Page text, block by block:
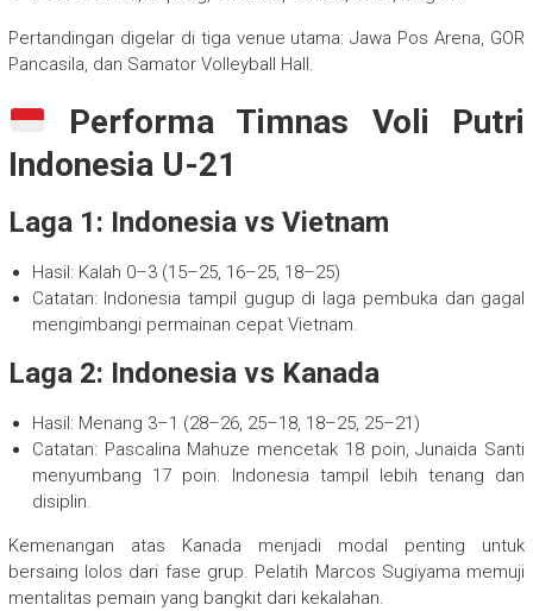
Pertandingan digelar di tiga venue utama: Jawa Pos Arena, GOR
Pancasila, dan Samator Volleyball Hall.
Performa Timnas Voli Putri
Indonesia U-21
Laga 1: Indonesia vs Vietnam
Hasil: Kalah 0–3 (15–25, 16–25, 18–25)
Catatan: Indonesia tampil gugup di laga pembuka dan gagal
mengimbangi permainan cepat Vietnam.
Laga 2: Indonesia vs Kanada
Hasil: Menang 3–1 (28–26, 25–18, 18–25, 25–21)
Catatan: Pascalina Mahuze mencetak 18 poin, Junaida Santi
menyumbang 17 poin. Indonesia tampil lebih tenang dan
disiplin.
Kemenangan atas Kanada menjadi modal penting untuk
bersaing lolos dari fase grup. Pelatih Marcos Sugiyama memuji
mentalitas pemain yang bangkit dari kekalahan.